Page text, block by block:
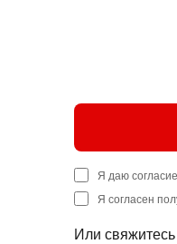
Я даю
Я согласен
Или